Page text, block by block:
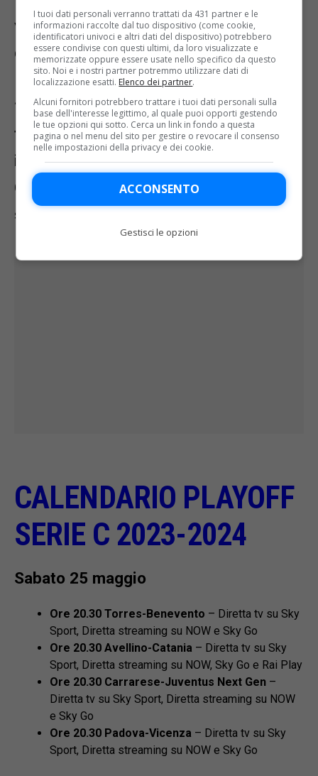
valevoli per il ritorno del secondo turno
della fase nazionale per ciò che
riguarda i playoff della Serie C 2023-
2024.Tutte le partite saranno
trasmesse in diretta tv su Sky Sport e
in diretta streaming su NOW, Sky Go.
Catania-Avellino, inoltre, sarà visibile in
streaming su Rai Play.
CALENDARIO PLAYOFF
SERIE C 2023-2024
Sabato 25 maggio
Ore 20.30 Torres-Benevento – Diretta tv su Sky
Sport, Diretta streaming su NOW e Sky Go
Ore 20.30 Avellino-Catania – Diretta tv su Sky
Sport, Diretta streaming su NOW, Sky Go e Rai Play
Ore 20.30 Carrarese-Juventus Next Gen –
Diretta tv su Sky Sport, Diretta streaming su NOW
e Sky Go
Ore 20.30 Padova-Vicenza – Diretta tv su Sky
Sport, Diretta streaming su NOW e Sky Go
I tuoi dati personali verranno trattati da 431 partner e le
informazioni raccolte dal tuo dispositivo (come cookie,
identificatori univoci e altri dati del dispositivo) potrebbero
essere condivise con questi ultimi, da loro visualizzate e
memorizzate oppure essere usate nello specifico da questo
sito. Noi e i nostri partner potremmo utilizzare dati di
localizzazione esatti. Elenco dei partner.
Alcuni fornitori potrebbero trattare i tuoi dati personali sulla
base dell'interesse legittimo, al quale puoi opporti gestendo
le tue opzioni qui sotto. Cerca un link in fondo a questa
pagina o nel menu del sito per gestire o revocare il consenso
nelle impostazioni della privacy e dei cookie.
ACCONSENTO
Gestisci le opzioni